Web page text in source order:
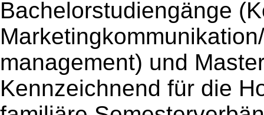
Bachelorstudiengänge
management) und
Kennzeichnend für die